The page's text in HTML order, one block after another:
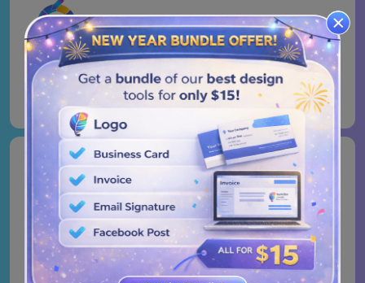
Colori dei biglietti da visita
Colora la storia del tuo brand. Scegli i colori giusti che
catturino la personalità del tuo brand e che parlino
chiaramente prima ancora che qualcuno legga una parola.
Font per biglietti da visita
Dillo con stile. I font non servono solo per la lettura e
l'arredamento; definiscono lo stile del tuo brand. Scegli i
caratteri che bilanciano stile e leggibilità.